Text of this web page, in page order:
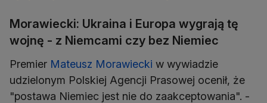
Morawiecki: Ukraina i Europa wygrają tę
wojnę - z Niemcami czy bez Niemiec
Premier Mateusz Morawiecki w wywiadzie
udzielonym Polskiej Agencji Prasowej ocenił, że
"postawa Niemiec jest nie do zaakceptowania". -